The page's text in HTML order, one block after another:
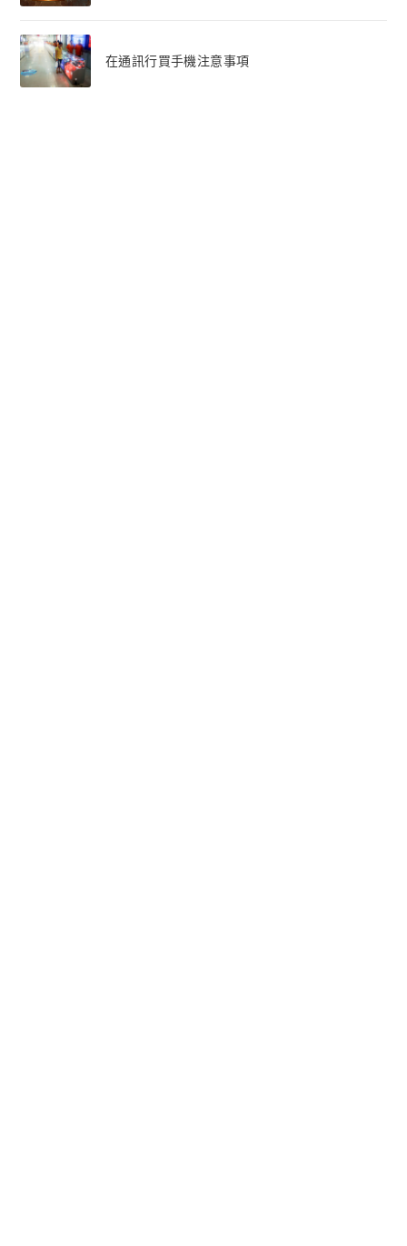
在通訊行買手機注意事項